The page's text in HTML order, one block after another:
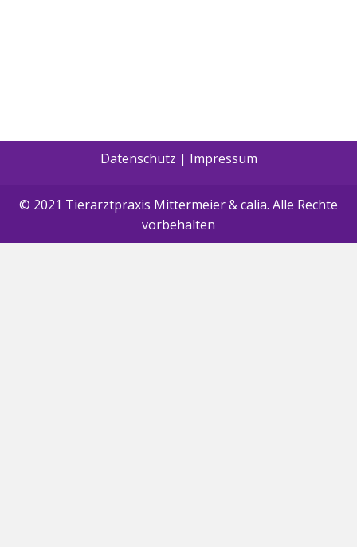
Datenschutz | Impressum
© 2021 Tierarztpraxis Mittermeier & calia. Alle Rechte
vorbehalten